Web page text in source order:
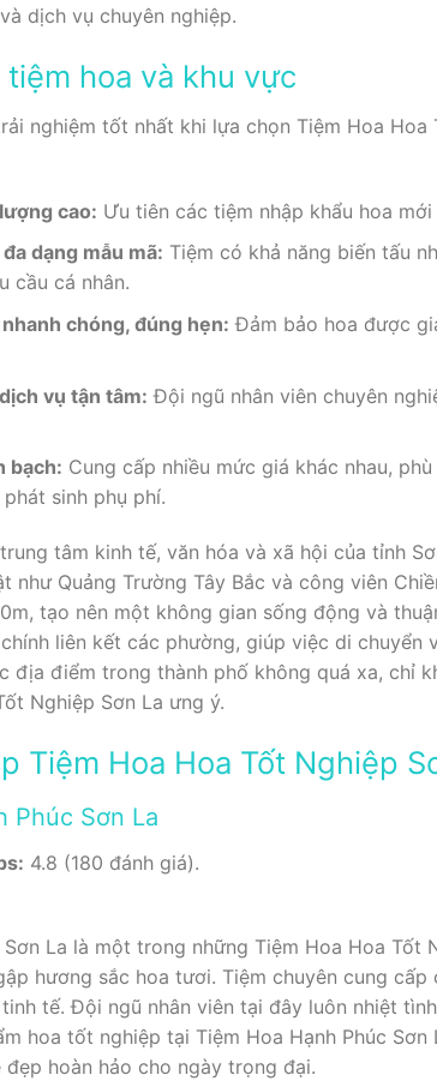
dịch vụ chuyên nghiệp.
hoa và khu vực
nghiệm tốt nhất khi lựa chọn Tiệm Hoa
cao: Ưu tiên các tiệm nhập khẩu hoa
dạng mẫu mã: Tiệm có khả năng biến tấu
cầu cá nhân.
chóng, đúng hẹn: Đảm bảo hoa được
vụ tận tâm: Đội ngũ nhân viên chuyên
bạch: Cung cấp nhiều mức giá khác nhau,
sinh phụ phí.
tâm kinh tế, văn hóa và xã hội của tỉnh
như Quảng Trường Tây Bắc và công viên
tạo nên một không gian sống động và
liên kết các phường, giúp việc di chuyển
địa điểm trong thành phố không quá xa, chỉ
Nghiệp Sơn La ưng ý.
Tiệm Hoa Hoa Tốt Nghiệp
Phúc Sơn La
4.8 (180 đánh giá).
Sơn La là một trong những Tiệm Hoa Hoa
hương sắc hoa tươi. Tiệm chuyên cung
tế. Đội ngũ nhân viên tại đây luôn nhiệt
hoa tốt nghiệp tại Tiệm Hoa Hạnh Phúc
hoàn hảo cho ngày trọng đại.